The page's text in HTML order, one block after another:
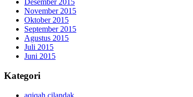
Desember 2015
November 2015
Oktober 2015
September 2015
Agustus 2015
Juli 2015
Juni 2015
Kategori
aqiqah cilandak